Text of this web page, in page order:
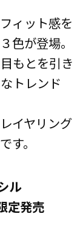
ィット感を
色が登場。
もとを引き
トレンド
イヤリング
す。
ル
定発売